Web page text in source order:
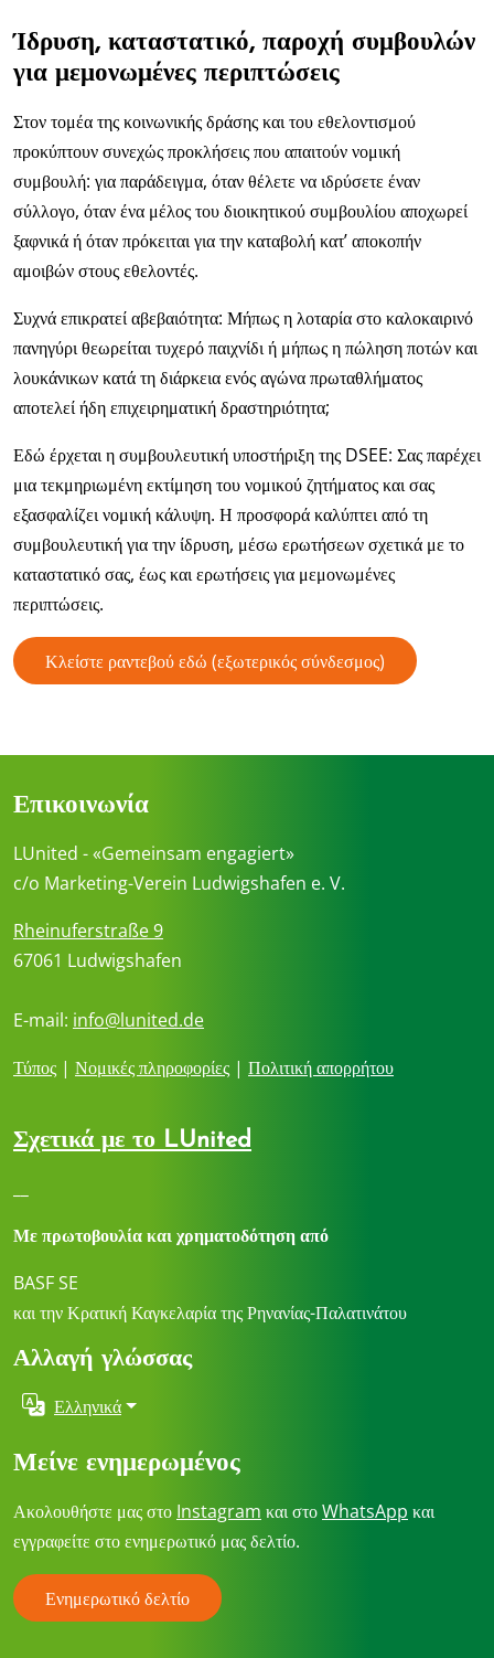
Ίδρυση, καταστατικό, παροχή συμβουλών
για μεμονωμένες περιπτώσεις
Στον τομέα της κοινωνικής δράσης και του εθελοντισμού
προκύπτουν συνεχώς προκλήσεις που απαιτούν νομική
συμβουλή: για παράδειγμα, όταν θέλετε να ιδρύσετε έναν
σύλλογο, όταν ένα μέλος του διοικητικού συμβουλίου αποχωρεί
ξαφνικά ή όταν πρόκειται για την καταβολή κατ’ αποκοπήν
αμοιβών στους εθελοντές.
Συχνά επικρατεί αβεβαιότητα: Μήπως η λοταρία στο καλοκαιρινό
πανηγύρι θεωρείται τυχερό παιχνίδι ή μήπως η πώληση ποτών και
λουκάνικων κατά τη διάρκεια ενός αγώνα πρωταθλήματος
αποτελεί ήδη επιχειρηματική δραστηριότητα;
Εδώ έρχεται η συμβουλευτική υποστήριξη της DSEE: Σας παρέχει
μια τεκμηριωμένη εκτίμηση του νομικού ζητήματος και σας
εξασφαλίζει νομική κάλυψη. Η προσφορά καλύπτει από τη
συμβουλευτική για την ίδρυση, μέσω ερωτήσεων σχετικά με το
καταστατικό σας, έως και ερωτήσεις για μεμονωμένες
περιπτώσεις.
Κλείστε ραντεβού εδώ (εξωτερικός σύνδεσμος)
Επικοινωνία
LUnited - «Gemeinsam engagiert»
c/o Marketing-Verein Ludwigshafen e. V.
Rheinuferstraße 9
67061 Ludwigshafen
E-mail: info@lunited.de
Τύπος | Νομικές πληροφορίες | Πολιτική απορρήτου
Σχετικά με το LUnited
Με πρωτοβουλία και χρηματοδότηση από
BASF SE
και την Κρατική Καγκελαρία της Ρηνανίας-Παλατινάτου
Αλλαγή γλώσσας
Ελληνικά
Μείνε ενημερωμένος
Ακολουθήστε μας στο Instagram και στοWhatsApp και
εγγραφείτε στο ενημερωτικό μας δελτίο.
Ενημερωτικό δελτίο